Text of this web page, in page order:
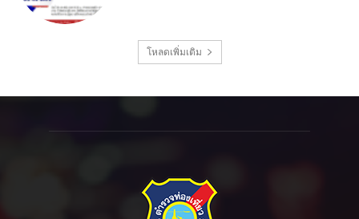
โหลดเพิ่มเติม